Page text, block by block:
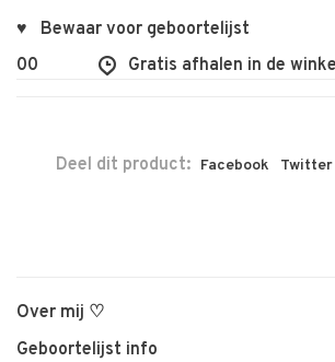
♥ Bewaar voor geboortelijst
Gratis afhalen in de winkel
Deel dit product: Facebook Twitter
Over mij ♡
Geboortelijst info